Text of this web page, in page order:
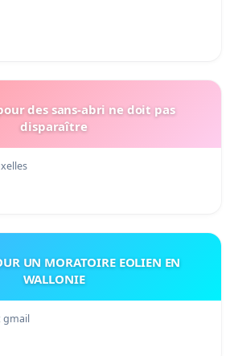
des sans-abri ne doit pas
disparaître
UN MORATOIRE EOLIEN EN
WALLONIE
gmail